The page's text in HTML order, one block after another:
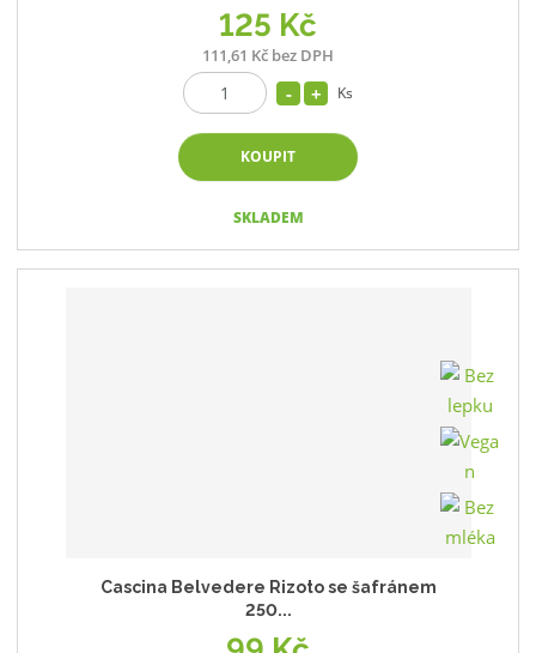
125 Kč
111,61 Kč bez DPH
Ks
KOUPIT
SKLADEM
Cascina Belvedere Rizoto se šafránem
250...